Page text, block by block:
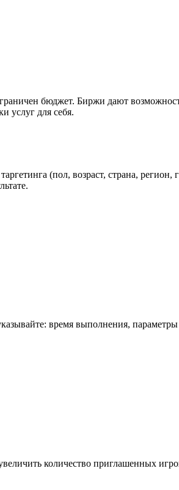
бюджет. Биржи дают
услуг для себя.
(пол, возраст, страна,
время выполнения,
количество приглашенных